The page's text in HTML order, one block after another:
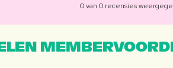
0 van 0 recensies